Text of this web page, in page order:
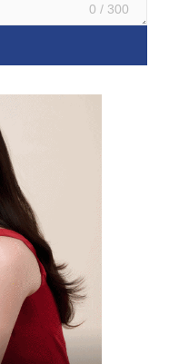
0 / 300